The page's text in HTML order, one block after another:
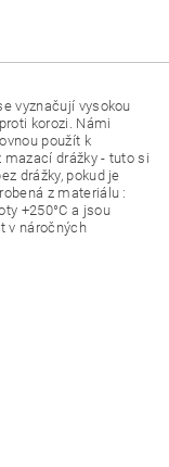
vyznačují vysokou
korozi. Námi
použít k
mazací drážky - tuto si
drážky, pokud je
z materiálu :
+250°C a jsou
v náročných